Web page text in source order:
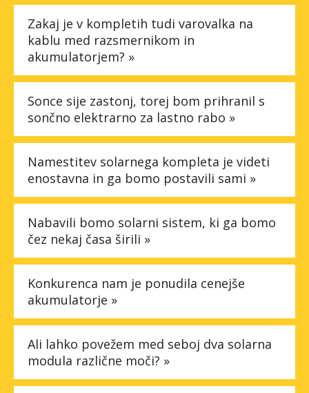
Zakaj je v kompletih tudi varovalka na
kablu med razsmernikom in
akumulatorjem? »
Sonce sije zastonj, torej bom prihranil s
sončno elektrarno za lastno rabo »
Namestitev solarnega kompleta je videti
enostavna in ga bomo postavili sami »
Nabavili bomo solarni sistem, ki ga bomo
čez nekaj časa širili »
Konkurenca nam je ponudila cenejše
akumulatorje »
Ali lahko povežem med seboj dva solarna
modula različne moči? »